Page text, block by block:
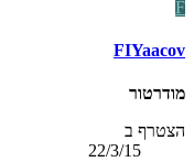
F
FIYaacov
מודרטור
הצטרף ב
22/3/15